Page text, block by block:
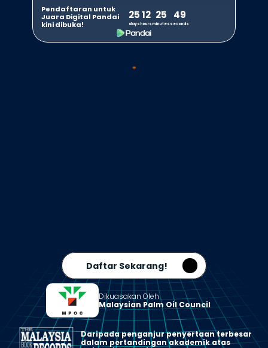
Pendaftaran untuk
Juara Digital Pandai
kini dibuka!
25
days
12
hours
25
minutes
49
seconds
Daftar Sekarang!
Dikuasakan Oleh
Malaysian Palm Oil Council
Daripada penganjur penyertaan terbesar
dalam pertandingan akademik atas